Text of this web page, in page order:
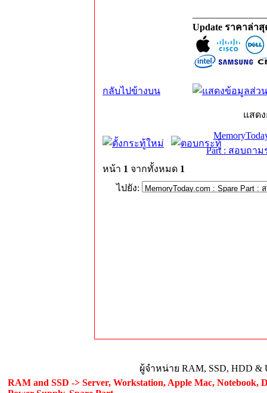
Update ราคาล่า
กลับไปข้างบน
แสด
Part : สอบถาม
หน้า 1 จากทั้งหมด 1
ไปยัง:
ผู้จำหน่าย RAM, SSD, HDD &
RAM and SSD -> Server, Workstation, Apple Mac, Notebook,